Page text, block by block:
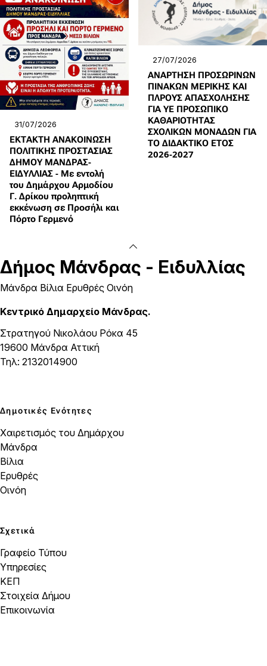
31/07/2026
ΕΚΤΑΚΤΗ ΑΝΑΚΟΙΝΩΣΗ
ΠΟΛΙΤΙΚΗΣ ΠΡΟΣΤΑΣΙΑΣ
ΔΗΜΟΥ ΜΑΝΔΡΑΣ-
ΕΙΔΥΛΛΙΑΣ - Με εντολή
του Δημάρχου Αρμοδίου
Γ. Δρίκου προληπτική
εκκένωση σε Προσήλι και
Πόρτο Γερμενό
27/07/2026
ΑΝΑΡΤΗΣΗ ΠΡΟΣΩΡΙΝΩΝ
ΠΙΝΑΚΩΝ ΜΕΡΙΚΗΣ ΚΑΙ
ΠΛΡΟΥΣ ΑΠΑΣΧΟΛΗΣΗΣ
ΓΙΑ ΥΕ ΠΡΟΣΩΠΙΚΟ
ΚΑΘΑΡΙΟΤΗΤΑΣ
ΣΧΟΛΙΚΩΝ ΜΟΝΑΔΩΝ ΓΙΑ
ΤΟ ΔΙΔΑΚΤΙΚΟ ΕΤΟΣ
2026-2027
Δήμος Μάνδρας - Ειδυλλίας
Μάνδρα Βίλια Ερυθρές Οινόη
Κεντρικό Δημαρχείο Μάνδρας.
Στρατηγού Νικολάου Ρόκα 45
19600 Μάνδρα Αττική
Τηλ: 2132014900
Δημοτικές Ενότητες
Χαιρετισμός του Δημάρχου
Μάνδρα
Βίλια
Ερυθρές
Οινόη
Σχετικά
Γραφείο Τύπου
Υπηρεσίες
ΚΕΠ
Στοιχεία Δήμου
Επικοινωνία